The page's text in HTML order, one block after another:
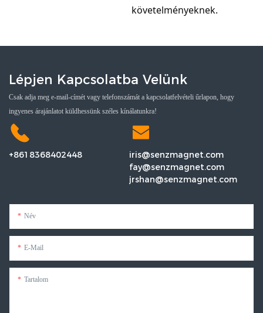
követelményeknek.
Lépjen Kapcsolatba Velünk
Csak adja meg e-mail-címét vagy telefonszámát a kapcsolatfelvételi űrlapon, hogy
ingyenes árajánlatot küldhessünk széles kínálatunkra!
+8618368402448
iris@senzmagnet.com
fay@senzmagnet.com
jrshan@senzmagnet.com
Név
E-Mail
Tartalom